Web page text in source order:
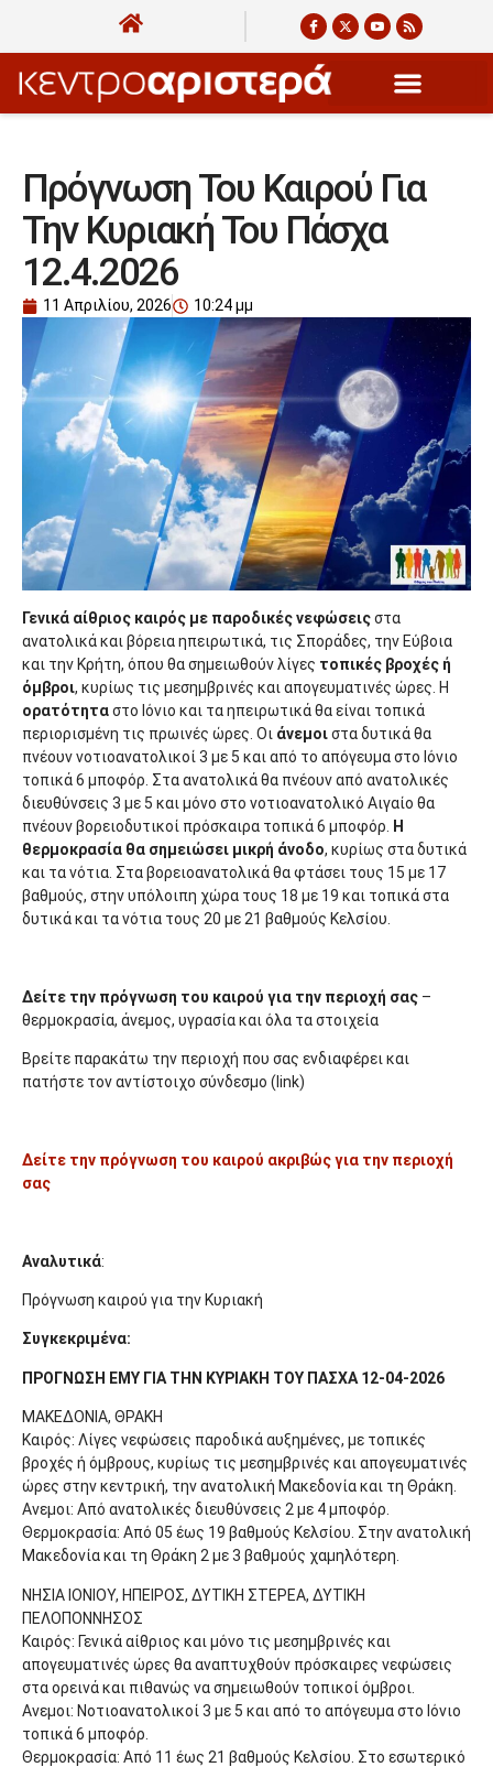
Πρόγνωση Του Καιρού Για
Την Κυριακή Του Πάσχα
12.4.2026
11 Απριλίου, 2026 10:24 μμ
Γενικά αίθριος καιρός με παροδικές νεφώσειςστα
ανατολικά και βόρεια ηπειρωτικά, τις Σποράδες, την Εύβοια
και την Κρήτη, όπου θα σημειωθούν λίγες τοπικές βροχές ή
όμβροι, κυρίως τις μεσημβρινές και απογευματινές ώρες. Η
ορατότηταστο Ιόνιο και τα ηπειρωτικά θα είναι τοπικά
περιορισμένη τις πρωινές ώρες. Οι άνεμοιστα δυτικά θα
πνέουν νοτιοανατολικοί 3 με 5 και από το απόγευμα στο Ιόνιο
τοπικά 6 μποφόρ. Στα ανατολικά θα πνέουν από ανατολικές
διευθύνσεις 3 με 5 και μόνο στο νοτιοανατολικό Αιγαίο θα
πνέουν βορειοδυτικοί πρόσκαιρα τοπικά 6 μποφόρ.
Η
θερμοκρασία θα σημειώσει μικρή άνοδο, κυρίως στα δυτικά
και τα νότια. Στα βορειοανατολικά θα φτάσει τους 15 με 17
βαθμούς, στην υπόλοιπη χώρα τους 18 με 19 και τοπικά στα
δυτικά και τα νότια τους 20 με 21 βαθμούς Κελσίου.
Δείτε την πρόγνωση του καιρού για την περιοχή σας –
θερμοκρασία, άνεμος, υγρασία και όλα τα στοιχεία
Βρείτε παρακάτω την περιοχή που σας ενδιαφέρει και
πατήστε τον αντίστοιχο σύνδεσμο (link)
Δείτε την πρόγνωση του καιρού ακριβώς για την περιοχή
σας
Αναλυτικά:
Πρόγνωση καιρού για την Κυριακή
Συγκεκριμένα:
ΠΡΟΓΝΩΣΗ ΕΜΥ ΓΙΑ ΤΗΝ ΚΥΡΙΑΚΗ ΤΟΥ ΠΑΣΧΑ 12-04-2026
ΜΑΚΕΔΟΝΙΑ, ΘΡΑΚΗ
Καιρός: Λίγες νεφώσεις παροδικά αυξημένες, με τοπικές
βροχές ή όμβρους, κυρίως τις μεσημβρινές και απογευματινές
ώρες στην κεντρική, την ανατολική Μακεδονία και τη Θράκη.
Ανεμοι: Από ανατολικές διευθύνσεις 2 με 4 μποφόρ.
Θερμοκρασία: Από 05 έως 19 βαθμούς Κελσίου. Στην ανατολική
Μακεδονία και τη Θράκη 2 με 3 βαθμούς χαμηλότερη.
ΝΗΣΙΑ ΙΟΝΙΟΥ, ΗΠΕΙΡΟΣ, ΔΥΤΙΚΗ ΣΤΕΡΕΑ, ΔΥΤΙΚΗ
ΠΕΛΟΠΟΝΝΗΣΟΣ
Καιρός: Γενικά αίθριος και μόνο τις μεσημβρινές και
απογευματινές ώρες θα αναπτυχθούν πρόσκαιρες νεφώσεις
στα ορεινά και πιθανώς να σημειωθούν τοπικοί όμβροι.
Ανεμοι: Νοτιοανατολικοί 3 με 5 και από το απόγευμα στο Ιόνιο
τοπικά 6 μποφόρ.
Θερμοκρασία: Από 11 έως 21 βαθμούς Κελσίου. Στο εσωτερικό